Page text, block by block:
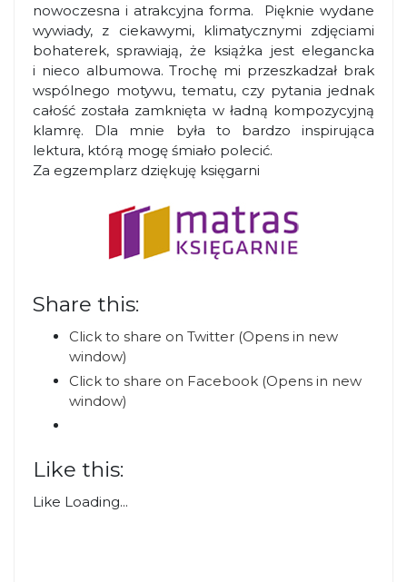
nowoczesna i atrakcyjna forma. Pięknie wydane
wywiady, z ciekawymi, klimatycznymi zdjęciami
bohaterek, sprawiają, że książka jest elegancka
i nieco albumowa. Trochę mi przeszkadzał brak
wspólnego motywu, tematu, czy pytania jednak
całość została zamknięta w ładną kompozycyjną
klamrę. Dla mnie była to bardzo inspirująca
lektura, którą mogę śmiało polecić.
Za egzemplarz dziękuję księgarni
Share this:
Click to share on Twitter (Opens in new
window)
Click to share on Facebook (Opens in new
window)
Like this:
Like Loading...